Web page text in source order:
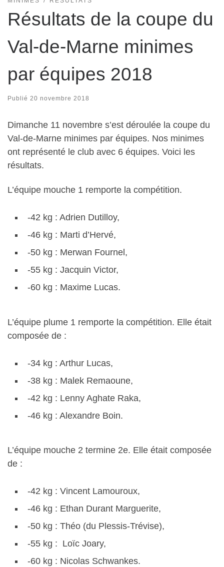
Résultats de la coupe du
Val-de-Marne minimes
par équipes 2018
Publié 20 novembre 2018
Dimanche 11 novembre s’est déroulée la coupe du
Val-de-Marne minimes par équipes. Nos minimes
ont représenté le club avec 6 équipes. Voici les
résultats.
L’équipe mouche 1 remporte la compétition.
-42 kg : Adrien Dutilloy,
-46 kg : Marti d’Hervé,
-50 kg : Merwan Fournel,
-55 kg : Jacquin Victor,
-60 kg : Maxime Lucas.
L’équipe plume 1 remporte la compétition. Elle était
composée de :
-34 kg : Arthur Lucas,
-38 kg : Malek Remaoune,
-42 kg : Lenny Aghate Raka,
-46 kg : Alexandre Boin.
L’équipe mouche 2 termine 2e. Elle était composée
de :
-42 kg : Vincent Lamouroux,
-46 kg : Ethan Durant Marguerite,
-50 kg : Théo (du Plessis-Trévise),
-55 kg : Loïc Joary,
-60 kg : Nicolas Schwankes.